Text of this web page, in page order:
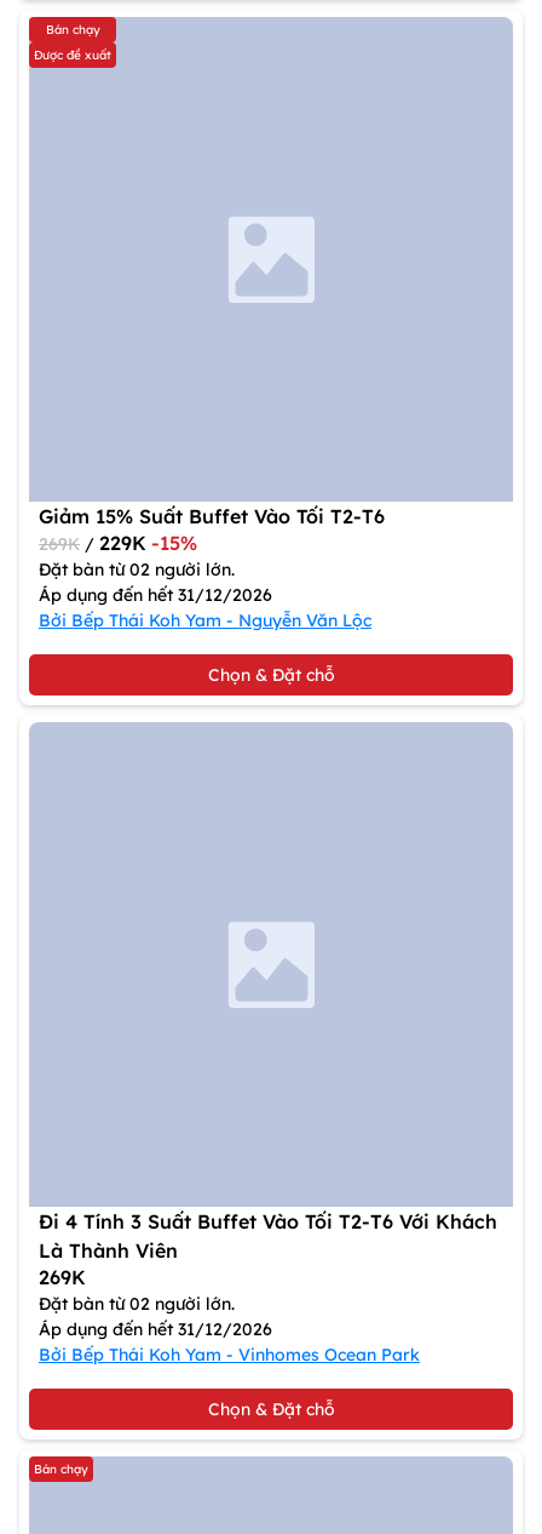
Bán chạy
Được đề xuất
Giảm 15% Suất Buffet Vào Tối T2-T6
269K / 229K -15%
Đặt bàn từ 02 người lớn.
Áp dụng đến hết 31/12/2026
Bởi Bếp Thái Koh Yam - Nguyễn Văn Lộc
Chọn & Đặt chỗ
Đi 4 Tính 3 Suất Buffet Vào Tối T2-T6 Với Khách
Là Thành Viên
269K
Đặt bàn từ 02 người lớn.
Áp dụng đến hết 31/12/2026
Bởi Bếp Thái Koh Yam - Vinhomes Ocean Park
Chọn & Đặt chỗ
Bán chạy